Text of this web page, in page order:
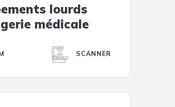
lourds
médicale
SCANNER